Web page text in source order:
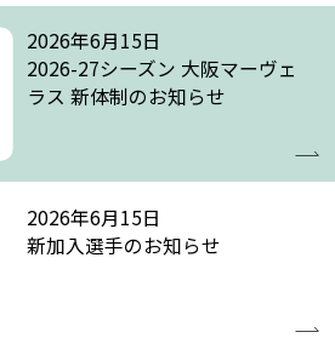
2026年6月15日
2026-27シーズン 大阪マーヴェ
ラス 新体制のお知らせ
2026年6月15日
新加入選手のお知らせ